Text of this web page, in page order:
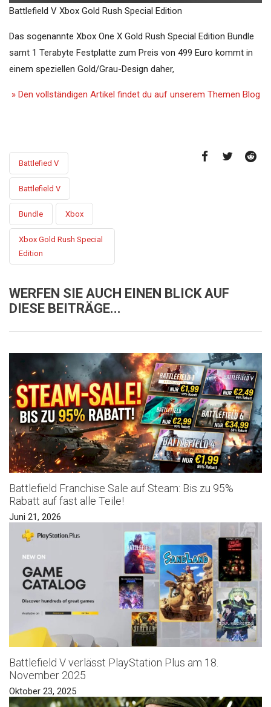
Battlefield V Xbox Gold Rush Special Edition
Das sogenannte Xbox One X Gold Rush Special Edition Bundle
samt 1 Terabyte Festplatte zum Preis von 499 Euro kommt in
einem speziellen Gold/Grau-Design daher,
» Den vollständigen Artikel findet du auf unserem Themen Blog
Battlefied V
Battlefield V
Bundle Xbox
Xbox Gold Rush Special
Edition
WERFEN SIE AUCH EINEN BLICK AUF
DIESE BEITRÄGE...
Battlefield Franchise Sale auf Steam: Bis zu 95%
Rabatt auf fast alle Teile!
Juni 21, 2026
Battlefield V verlässt PlayStation Plus am 18.
November 2025
Oktober 23, 2025